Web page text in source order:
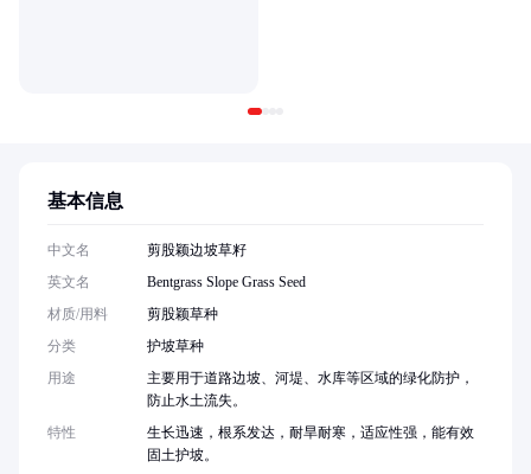
基本信息
中文名
剪股颖边坡草籽
英文名
Bentgrass Slope Grass Seed
材质/用料
剪股颖草种
分类
护坡草种
用途
主要用于道路边坡、河堤、水库等区域的绿化防护，
防止水土流失。
特性
生长迅速，根系发达，耐旱耐寒，适应性强，能有效
固土护坡。